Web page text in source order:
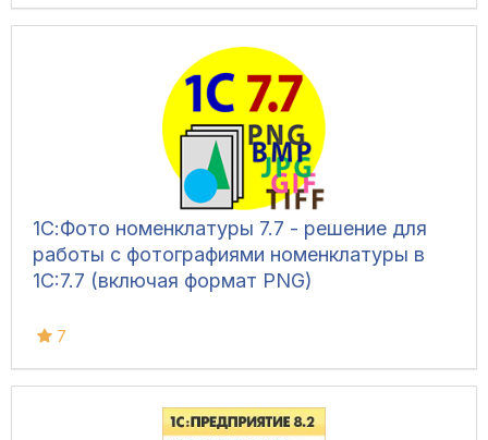
1С:Фото номенклатуры 7.7 - решение для
работы с фотографиями номенклатуры в
1С:7.7 (включая формат PNG)
7